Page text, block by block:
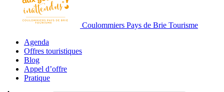
Coulommiers Pays de Brie Tourisme
Agenda
Offres touristiques
Blog
Appel d’offre
Pratique